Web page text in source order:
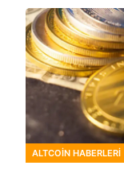
ALTCOIN HABERLERI